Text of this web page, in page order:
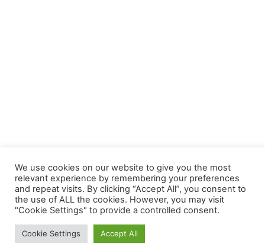
Proudly powered byWordPress
We use cookies on our website to give you the most
relevant experience by remembering your preferences
and repeat visits. By clicking “Accept All”, you consent to
the use of ALL the cookies. However, you may visit
"Cookie Settings" to provide a controlled consent.
Cookie Settings Accept All